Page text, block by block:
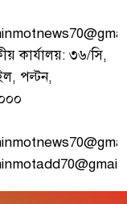
কার্যালয়: ৩৬/সি,
পল্টন,